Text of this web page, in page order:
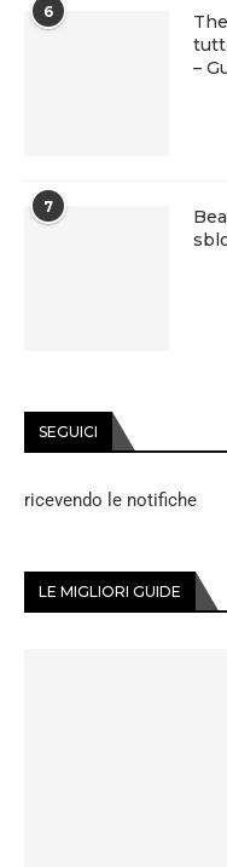
6
–
7
SEGUICI
ricevendo le notifiche
LE MIGLIORI GUIDE